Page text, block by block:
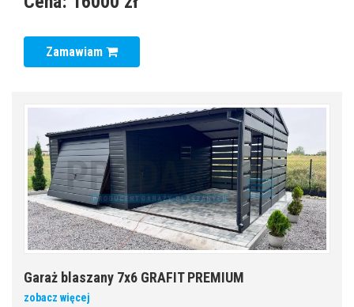
Zamawiam
Garaż blaszany 7x6 GRAFIT PREMIUM
zobacz więcej